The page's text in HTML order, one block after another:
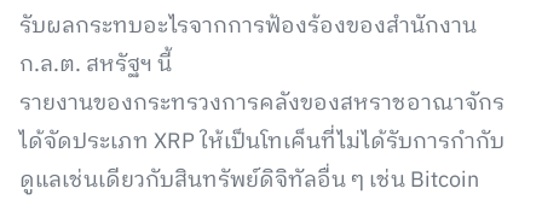
รับผลกระทบอะไรจากการฟ้องร้องของสำนักงาน
ก.ล.ต. สหรัฐฯ นี้
รายงานของกระทรวงการคลังของสหราชอาณาจักร
ได้จัดประเภท XRP ให้เป็นโทเค็นที่ไม่ได้รับการกำกับ
ดูแลเช่นเดียวกับสินทรัพย์ดิจิทัลอื่น ๆ เช่น Bitcoin